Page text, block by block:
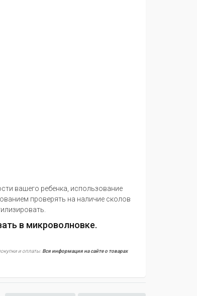
вашего ребенка, использование
проверять на наличие сколов
в микроволновке.
и оплаты. Вся информация на сайте о товарах